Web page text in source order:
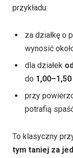
przykładu:
za działkę o
wynosić
dla działek
do 1,00–1,50
przy
potrafią
To klasyczny
tym taniej za